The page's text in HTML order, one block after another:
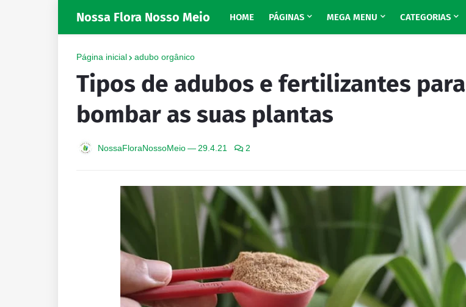
Nossa Flora Nosso Meio HOME PÁGINAS MEGA MENU CATEGORIAS
Página inicial adubo orgânico
Tipos de adubos e fertilizantes para
bombar as suas plantas
NossaFloraNossoMeio— 29.4.21 2